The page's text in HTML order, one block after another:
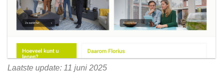
Laatste update: 11 juni 2025